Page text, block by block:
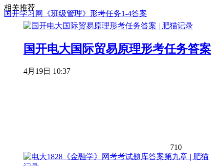
国开学习网《班级管理》形考任务1-4答案
相关推荐
国开电大国际贸易原理形考任务答案
4月19日 10:37
710